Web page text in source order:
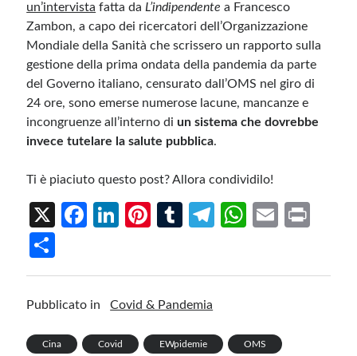
un’intervista fatta da L’indipendente a Francesco
Zambon, a capo dei ricercatori dell’Organizzazione
Mondiale della Sanità che scrissero un rapporto sulla
gestione della prima ondata della pandemia da parte
del Governo italiano, censurato dall’OMS nel giro di
24 ore, sono emerse numerose lacune, mancanze e
incongruenze all’interno diun sistema che dovrebbe
invece tutelare la salute pubblica.
Ti è piaciuto questo post? Allora condividilo!
X
Fa
o
k
Li
n
Pi
t
T
r
Te
W
p
E
h
ar
Pubblicato in Covid & Pandemia
Cina Covid EWpidemie OMS